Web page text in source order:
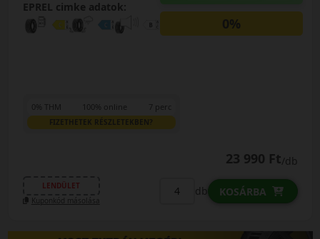
EPREL cimke adatok:
0%
0% THM 100% online 7 perc
FIZETHETEK RÉSZLETEKBEN?
23 990 Ft/db
LENDÜLET
Kuponkód másolása
db KOSÁRBA